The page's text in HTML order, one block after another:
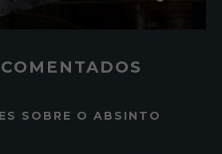
SOBRE O ABSINTO